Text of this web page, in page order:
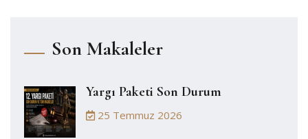
Son Makaleler
Yargı Paketi Son Durum
25 Temmuz 2026